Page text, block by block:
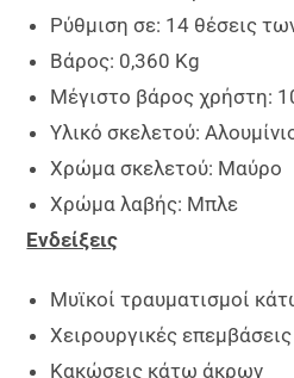
Ρύθμιση σε: 14 θέσεις
Βάρος: 0,360 Kg
Μέγιστο βάρος χρήστη:
Υλικό σκελετού:
Χρώμα σκελετού: Μαύρο
Χρώμα λαβής: Μπλε
Ενδείξεις
Μυϊκοί τραυματισμοί
Χειρουργικές
Κακώσεις κάτω άκρων